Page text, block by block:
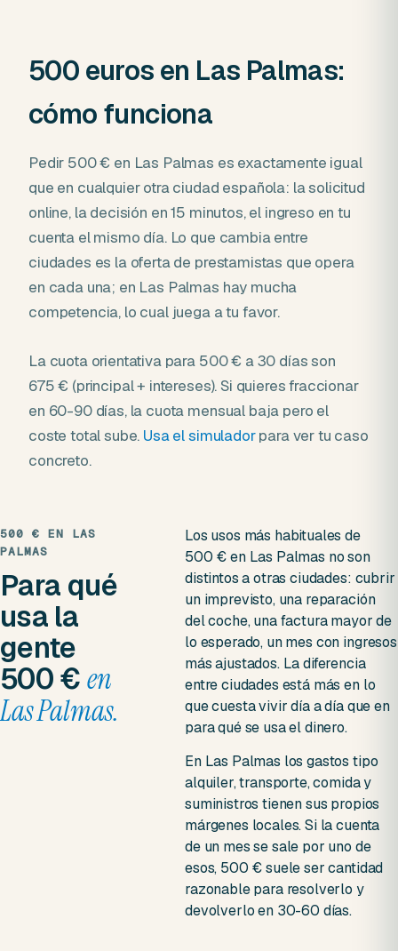
500 euros en Las Palmas:
cómo funciona
Pedir 500 € en Las Palmas es exactamente igual
que en cualquier otra ciudad española: la solicitud
online, la decisión en 15 minutos, el ingreso en tu
cuenta el mismo día. Lo que cambia entre
ciudades es la oferta de prestamistas que opera
en cada una; en Las Palmas hay mucha
competencia, lo cual juega a tu favor.
La cuota orientativa para 500 € a 30 días son
675 € (principal + intereses). Si quieres fraccionar
en 60-90 días, la cuota mensual baja pero el
coste total sube. Usa el simuladorpara ver tu caso
concreto.
500 € EN LAS
PALMAS
Para qué
usa la
gente
500 €en
Las Palmas.
Los usos más habituales de
500 € en Las Palmas no son
distintos a otras ciudades: cubrir
un imprevisto, una reparación
del coche, una factura mayor de
lo esperado, un mes con ingresos
más ajustados. La diferencia
entre ciudades está más en lo
que cuesta vivir día a día que en
para qué se usa el dinero.
En Las Palmas los gastos tipo
alquiler, transporte, comida y
suministros tienen sus propios
márgenes locales. Si la cuenta
de un mes se sale por uno de
esos, 500 € suele ser cantidad
razonable para resolverlo y
devolverlo en 30-60 días.